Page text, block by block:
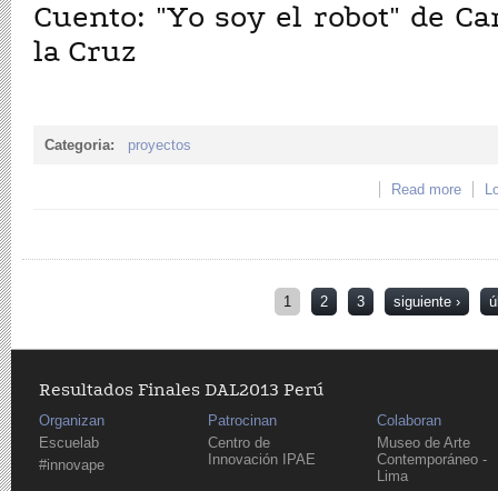
Cuento: "Yo soy el robot" de
la Cruz
Categoria: proyectos
Read more
1 2 3 siguiente ›
Resultados Finales DAL2013 Perú
Organizan
Escuelab
#innovape
Patrocinan
Centro de
Innovación IPAE
Colaboran
Museo de Arte
Contemporáneo -
Lima